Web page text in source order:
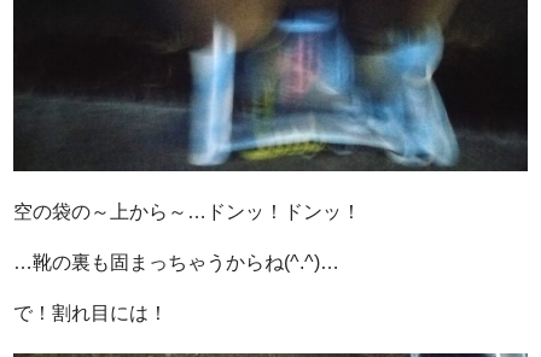
空の袋の～上から～…ドンッ！ドンッ！
…靴の裏も固まっちゃうからね(^.^)…
で！割れ目には！